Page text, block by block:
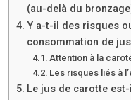
(au-delà du
Y a-t-il des risques
consommation de
Attention à la
Les risques liés à
Le jus de carotte